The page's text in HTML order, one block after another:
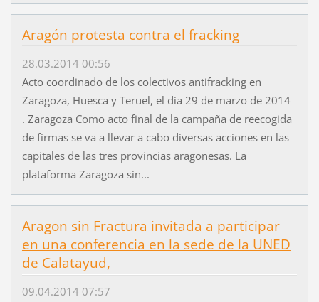
Aragón protesta contra el fracking
28.03.2014 00:56
Acto coordinado de los colectivos antifracking en
Zaragoza, Huesca y Teruel, el dia 29 de marzo de 2014
. Zaragoza Como acto final de la campaña de reecogida
de firmas se va a llevar a cabo diversas acciones en las
capitales de las tres provincias aragonesas. La
plataforma Zaragoza sin...
Aragon sin Fractura invitada a participar
en una conferencia en la sede de la UNED
de Calatayud,
09.04.2014 07:57